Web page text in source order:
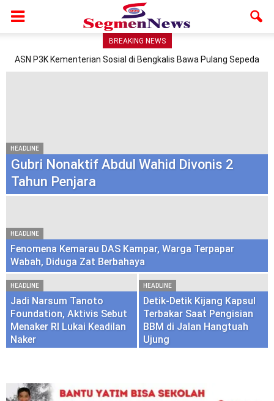
BREAKING NEWS
ASN P3K Kementerian Sosial di Bengkalis Bawa Pulang Sepeda
HEADLINE
Gubri Nonaktif Abdul Wahid Divonis 2
Tahun Penjara
HEADLINE
Fenomena Kemarau DAS Kampar, Warga Terpapar
Wabah, Diduga Zat Berbahaya
HEADLINE
Jadi Narsum Tanoto
Foundation, Aktivis Sebut
Menaker RI Lukai Keadilan
Naker
HEADLINE
Detik-Detik Kijang Kapsul
Terbakar Saat Pengisian
BBM di Jalan Hangtuah
Ujung